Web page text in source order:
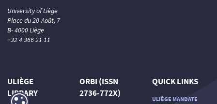
University of Liège
Place du 20-Août, 7
B- 4000 Liège
+32 4 366 21 11
ULIÈGE
LIBRARY
ORBI (ISSN
2736-772X)
QUICK LINKS
ULIÈGE MANDATE